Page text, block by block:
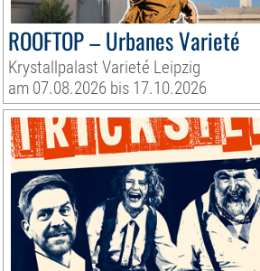
ROOFTOP – Urbanes Varieté
Krystallpalast Varieté Leipzig
am 07.08.2026 bis 17.10.2026